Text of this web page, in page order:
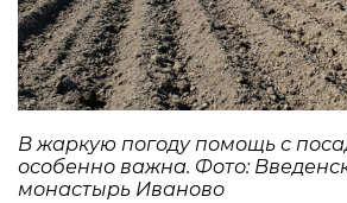
В жаркую погоду помощь с
особенно важна. Фото:
монастырь Иваново